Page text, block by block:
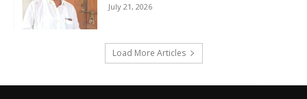
July 21, 2026
Load More Articles